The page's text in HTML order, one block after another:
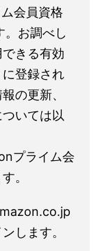
会員資格
お調べし
きる有効
登録され
の更新、
いては以
プライム会
。
します。